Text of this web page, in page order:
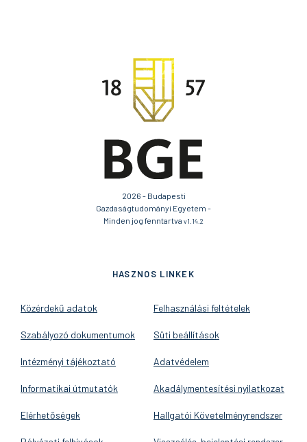
2026 - Budapesti
Gazdaságtudományi Egyetem -
Minden jog fenntartva v1.14.2
HASZNOS LINKEK
Közérdekű adatok
Szabályozó dokumentumok
Intézményi tájékoztató
Informatikai útmutatók
Elérhetőségek
Felhasználási feltételek
Süti beállítások
Adatvédelem
Akadálymentesítési nyilatkozat
Hallgatói Követelményrendszer